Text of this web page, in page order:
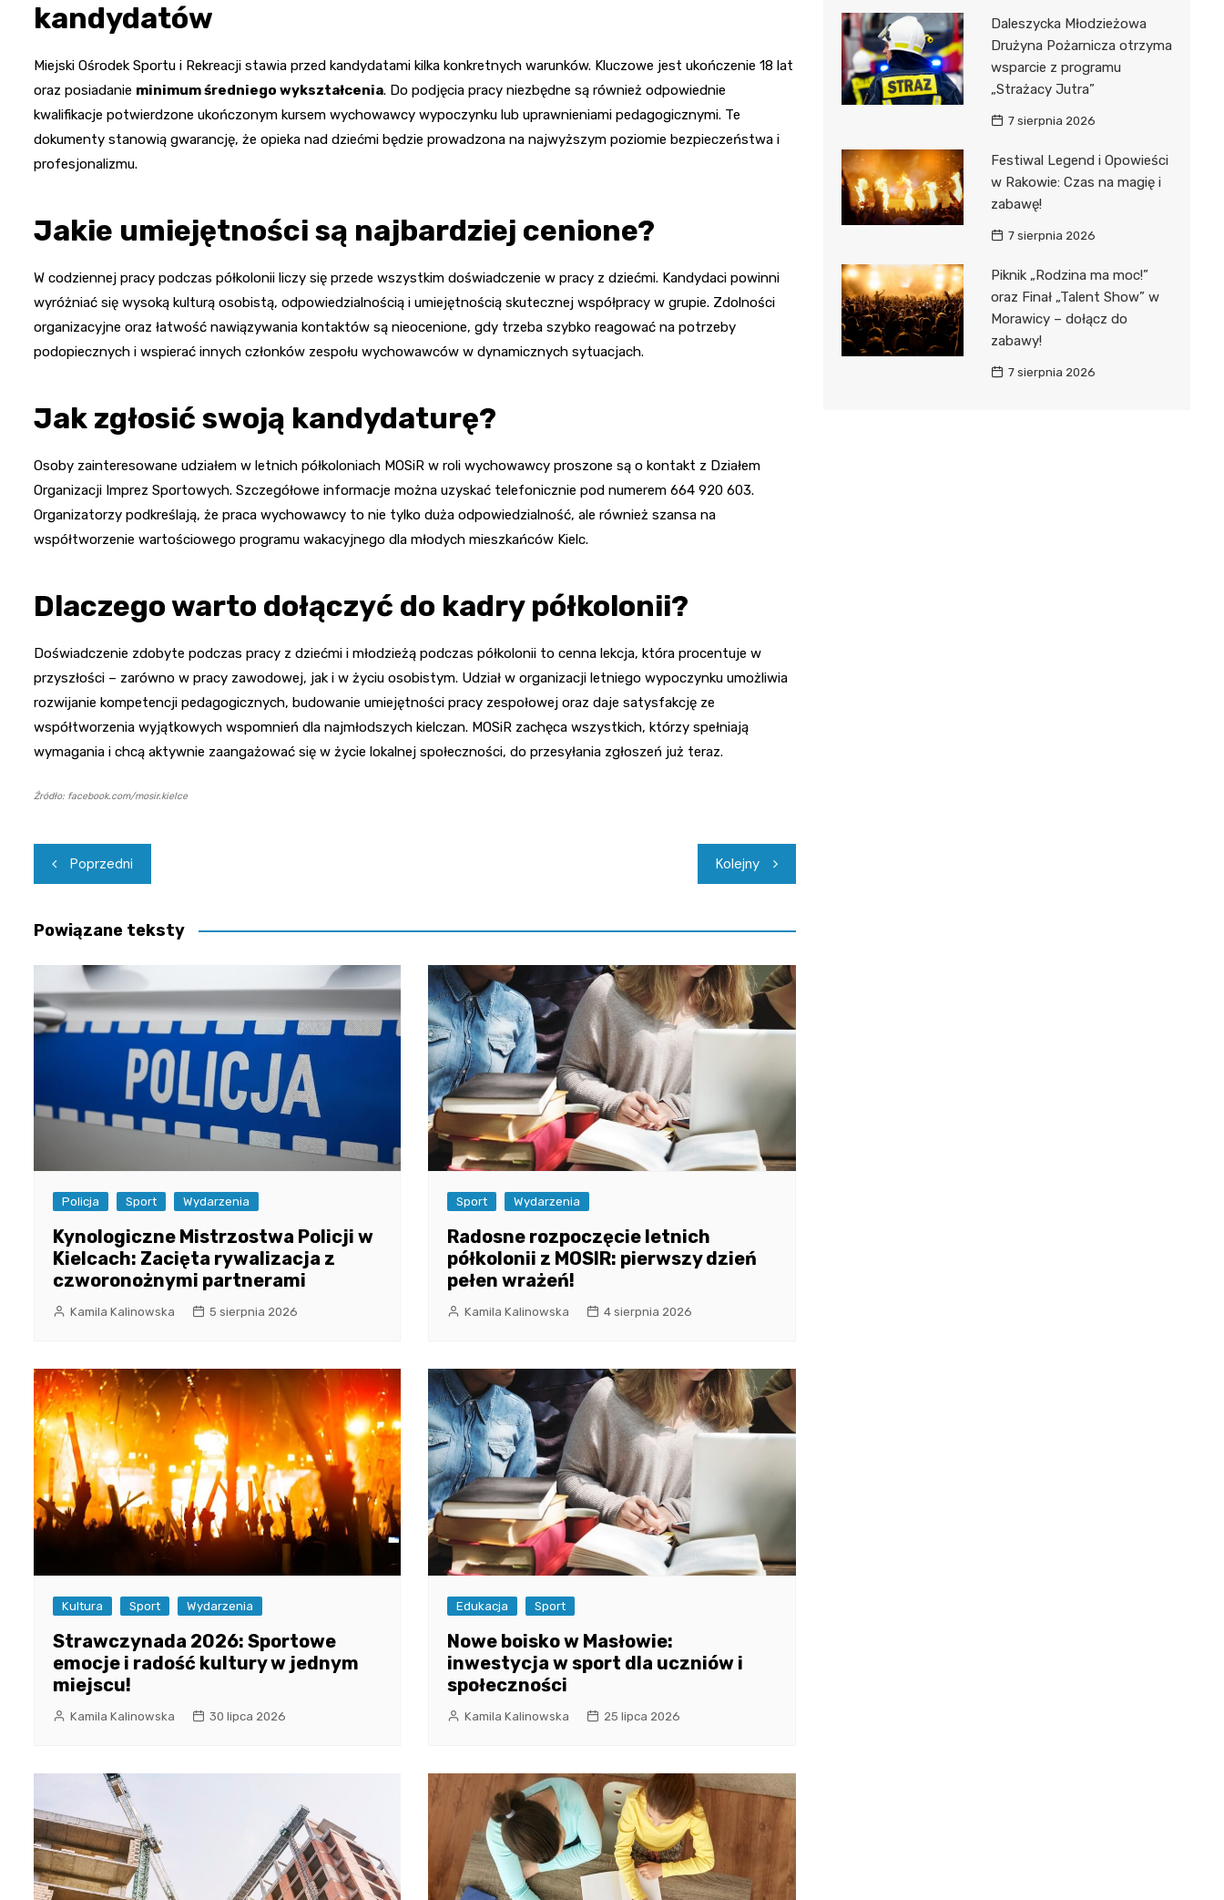
kandydatów
Miejski Ośrodek Sportu i Rekreacji stawia przed kandydatami kilka konkretnych warunków. Kluczowe jest ukończenie 18 lat
oraz posiadanie minimum średniego wykształcenia. Do podjęcia pracy niezbędne są również odpowiednie
kwalifikacje potwierdzone ukończonym kursem wychowawcy wypoczynku lub uprawnieniami pedagogicznymi. Te
dokumenty stanowią gwarancję, że opieka nad dziećmi będzie prowadzona na najwyższym poziomie bezpieczeństwa i
profesjonalizmu.
Jakie umiejętności są najbardziej cenione?
W codziennej pracy podczas półkolonii liczy się przede wszystkim doświadczenie w pracy z dziećmi. Kandydaci powinni
wyróżniać się wysoką kulturą osobistą, odpowiedzialnością i umiejętnością skutecznej współpracy w grupie. Zdolności
organizacyjne oraz łatwość nawiązywania kontaktów są nieocenione, gdy trzeba szybko reagować na potrzeby
podopiecznych i wspierać innych członków zespołu wychowawców w dynamicznych sytuacjach.
Jak zgłosić swoją kandydaturę?
Osoby zainteresowane udziałem w letnich półkoloniach MOSiR w roli wychowawcy proszone są o kontakt z Działem
Organizacji Imprez Sportowych. Szczegółowe informacje można uzyskać telefonicznie pod numerem 664 920 603.
Organizatorzy podkreślają, że praca wychowawcy to nie tylko duża odpowiedzialność, ale również szansa na
współtworzenie wartościowego programu wakacyjnego dla młodych mieszkańców Kielc.
Dlaczego warto dołączyć do kadry półkolonii?
Doświadczenie zdobyte podczas pracy z dziećmi i młodzieżą podczas półkolonii to cenna lekcja, która procentuje w
przyszłości – zarówno w pracy zawodowej, jak i w życiu osobistym. Udział w organizacji letniego wypoczynku umożliwia
rozwijanie kompetencji pedagogicznych, budowanie umiejętności pracy zespołowej oraz daje satysfakcję ze
współtworzenia wyjątkowych wspomnień dla najmłodszych kielczan. MOSiR zachęca wszystkich, którzy spełniają
wymagania i chcą aktywnie zaangażować się w życie lokalnej społeczności, do przesyłania zgłoszeń już teraz.
Źródło: facebook.com/mosir.kielce
Nawigacja
wpisu
Poprzedni Kolejny
Powiązane teksty
Policja Sport Wydarzenia
Kynologiczne Mistrzostwa Policji w
Kielcach: Zacięta rywalizacja z
czworonożnymi partnerami
Kamila Kalinowska 5 sierpnia 2026
Sport Wydarzenia
Radosne rozpoczęcie letnich
półkolonii z MOSIR: pierwszy dzień
pełen wrażeń!
Kamila Kalinowska 4 sierpnia 2026
Kultura Sport Wydarzenia
Strawczynada 2026: Sportowe
emocje i radość kultury w jednym
miejscu!
Kamila Kalinowska 30 lipca 2026
Edukacja Sport
Nowe boisko w Masłowie:
inwestycja w sport dla uczniów i
społeczności
Kamila Kalinowska 25 lipca 2026
Daleszycka Młodzieżowa
Drużyna Pożarnicza otrzyma
wsparcie z programu
„Strażacy Jutra”
7 sierpnia 2026
Festiwal Legend i Opowieści
w Rakowie: Czas na magię i
zabawę!
7 sierpnia 2026
Piknik „Rodzina ma moc!”
oraz Finał „Talent Show” w
Morawicy – dołącz do
zabawy!
7 sierpnia 2026